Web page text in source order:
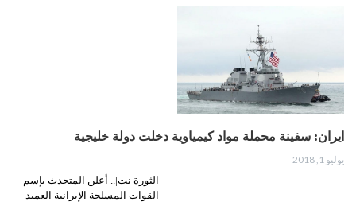
ايران: سفينة محملة مواد كيمياوية دخلت دولة خليجية
يوليو 1, 2018
الثورة نت|.. أعلن المتحدث بإسم
القوات المسلحة الإيرانية العميد